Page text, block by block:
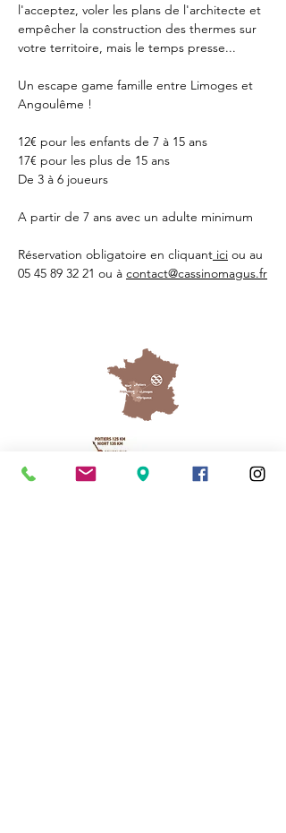
l'acceptez, voler les plans de l'architecte et
empêcher la construction des thermes sur
votre territoire, mais le temps presse...
Un escape game famille entre Limoges et
Angoulême !
12€ pour les enfants de 7 à 15 ans
17€ pour les plus de 15 ans
De 3 à 6 joueurs
A partir de 7 ans avec un adulte minimum
Réservation obligatoire en cliquant ici ou au
05 45 89 32 21 ou à contact@cassinomagus.fr